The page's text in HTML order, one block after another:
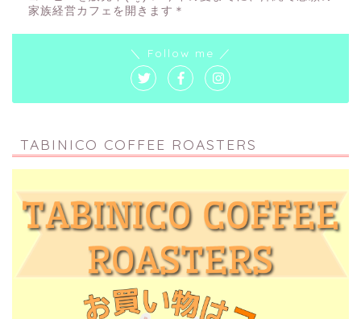
家族経営カフェを開きます＊
＼ Follow me ／
TABINICO COFFEE ROASTERS